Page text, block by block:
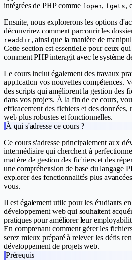
intégrées de PHP comme fopen, fgets,
Ensuite, nous explorerons les options
découvrirez comment parcourir les
readdir, ainsi que la manière de
Cette section est essentielle pour ceux
comment PHP interagit avec le système
Le cours inclut également des travaux
application vos nouvelles compétences.
des scripts qui améliorent la gestion des
dans vos projets. À la fin de ce cours,
efficacement des fichiers et des données,
web plus robustes et fonctionnelles.
À qui s'adresse ce cours ?
Ce cours s'adresse principalement aux
intermédiaire qui cherchent à
matière de gestion des fichiers et des
une compréhension de base du langage
explorer des fonctionnalités plus
vous.
Il est également utile pour les étudiants
développement web qui souhaitent
pratiques pour améliorer leur
En comprenant comment gérer les
serez mieux préparé à relever les défis
développement de projets web.
Prérequis